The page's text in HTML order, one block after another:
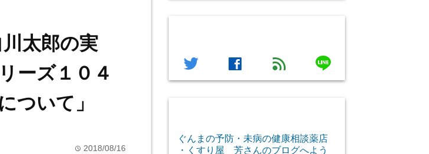
太郎の実
ーズ１０４
ついて」
time 2018/08/16
twitter facebook feed line
ぐんまの予防・未病の健康相談薬店
・くすり屋 芳さんのブログへよう